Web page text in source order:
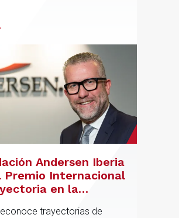
Andersen Iberia
Premio Internacional
en la
de la Educación
trayectorias de